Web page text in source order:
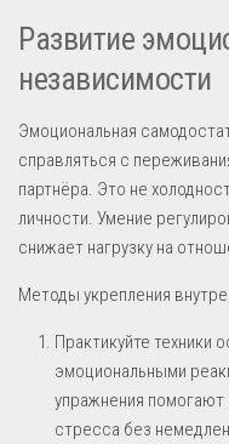
Развитие
независимости
Эмоциональная
справляться с
партнёра. Это не
личности. Умение
снижает нагрузку на
Методы укрепления
Практикуйте техники
эмоциональными
упражнения
стресса без